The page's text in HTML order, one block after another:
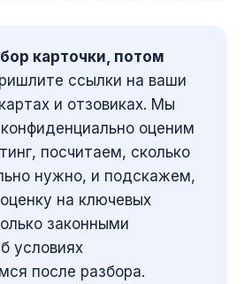
карточки, потом
ссылки на ваши
и отзовиках. Мы
оценим
посчитаем, сколько
нужно, и подскажем,
на ключевых
законными
условиях
после разбора.